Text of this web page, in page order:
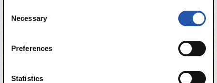
Selection
Necessary
Preferences
Statistics